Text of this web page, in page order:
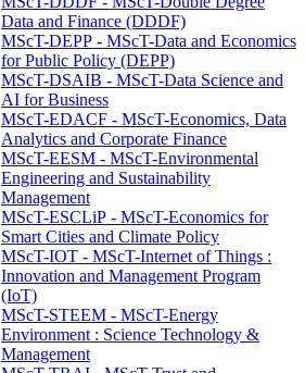
Data and Finance (DDDF)
MScT-DEPP - MScT-Data and Economics
for Public Policy (DEPP)
MScT-DSAIB - MScT-Data Science and
AI for Business
MScT-EDACF - MScT-Economics, Data
Analytics and Corporate Finance
MScT-EESM - MScT-Environmental
Engineering and Sustainability
Management
MScT-ESCLiP - MScT-Economics for
Smart Cities and Climate Policy
MScT-IOT - MScT-Internet of Things :
Innovation and Management Program
(IoT)
MScT-STEEM - MScT-Energy
Environment : Science Technology &
Management